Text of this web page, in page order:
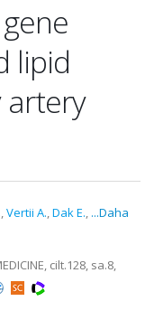
lipid
artery
,Vertii A.,Dak E., ...Daha
cilt.128, sa.8,